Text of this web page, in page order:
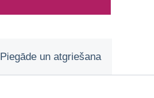
Piegāde un atgriešana